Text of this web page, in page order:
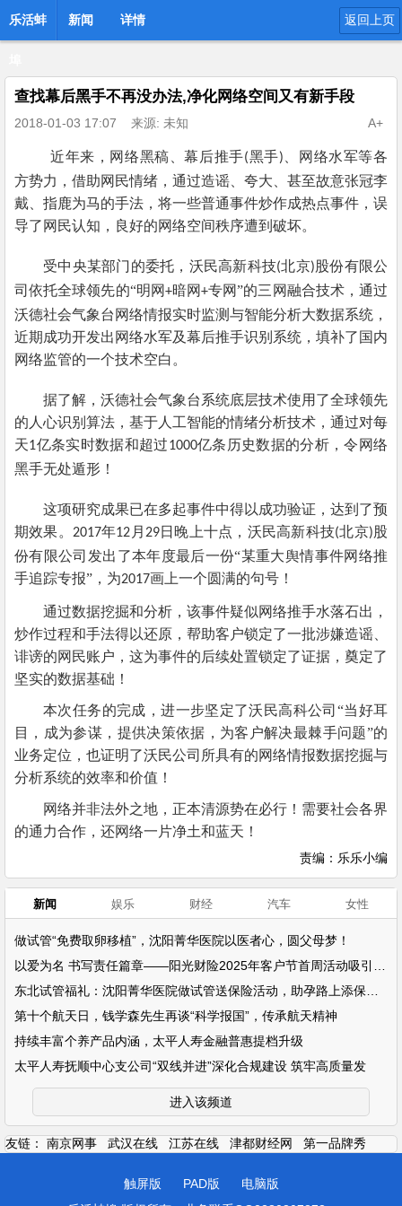
乐活蚌 新闻 详情 返回上页
查找幕后黑手不再没办法,净化网络空间又有新手段
2018-01-03 17:07 来源: 未知 A+
近年来，网络黑稿、幕后推手(黑手) 、网络水军等各
方势力，借助网民情绪，通过造谣、夸大、甚至故意张冠李
戴、指鹿为马的手法，将一些普通事件炒作成热点事件，误
导了网民认知，良好的网络空间秩序遭到破坏。
受中央某部门的委托，沃民高新科技(北京) 股份有限公
司依托全球领先的“明网+暗网+专网”的三网融合技术，通过
沃德社会气象台网络情报实时监测与智能分析大数据系统，
近期成功开发出网络水军及幕后推手识别系统，填补了国内
网络监管的一个技术空白。
据了解，沃德社会气象台系统底层技术使用了全球领先
的人心识别算法，基于人工智能的情绪分析技术，通过对每
天1亿条实时数据和超过1000亿条历史数据的分析，令网络
黑手无处遁形！
这项研究成果已在多起事件中得以成功验证，达到了预
期效果。 2017年12 月 29日晚上十点，沃民高新科技(北京) 股
份有限公司发出了本年度最后一份“某重大舆情事件网络推
手追踪专报”，为2017画上一个圆满的句号！
通过数据挖掘和分析，该事件疑似网络推手水落石出，
炒作过程和手法得以还原，帮助客户锁定了一批涉嫌造谣、
诽谤的网民账户，这为事件的后续处置锁定了证据，奠定了
坚实的数据基础！
本次任务的完成，进一步坚定了沃民高科公司“当好耳
目，成为参谋，提供决策依据，为客户解决最棘手问题”的
业务定位，也证明了沃民公司所具有的网络情报数据挖掘与
分析系统的效率和价值！
网络并非法外之地，正本清源势在必行！需要社会各界
的通力合作，还网络一片净土和蓝天！
责编：乐乐小编
新闻 娱乐 财经 汽车 女性
做试管“免费取卵移植”，沈阳菁华医院以医者心，圆父母梦！
第十个航天日，钱学森先生再谈“科学报国”，传承航天精神
持续丰富个养产品内涵，太平人寿金融普惠提档升级
太平人寿抚顺中心支公司“双线并进”深化合规建设 筑牢高质量发
进入该频道
友链： 南京网事 武汉在线 江苏在线 津都财经网 第一品牌秀
触屏版 PAD版
电脑版